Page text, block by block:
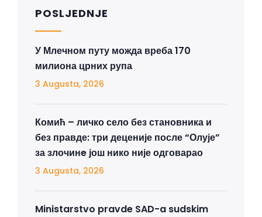
POSLJEDNJE
У Млечном путу можда вреба 170
милиона црних рупа
3 Augusta, 2026
Комић – личко село без становника и
без правде: три деценије после “Олује”
за злочинe још нико није одговарао
3 Augusta, 2026
Ministarstvo pravde SAD-a sudskim